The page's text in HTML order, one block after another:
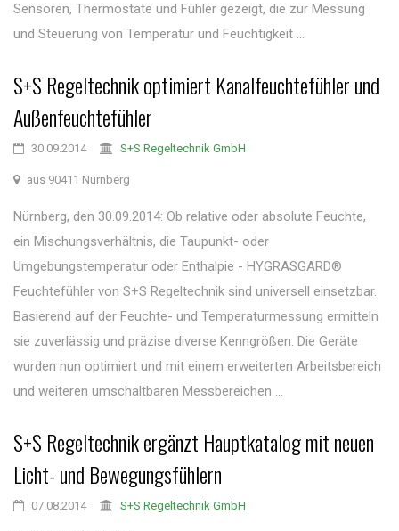
Sensoren, Thermostate und Fühler gezeigt, die zur Messung
und Steuerung von Temperatur und Feuchtigkeit ...
S+S Regeltechnik optimiert Kanalfeuchtefühler und
Außenfeuchtefühler
30.09.2014 S+S Regeltechnik GmbH
aus 90411 Nürnberg
Nürnberg, den 30.09.2014: Ob relative oder absolute Feuchte,
ein Mischungsverhältnis, die Taupunkt- oder
Umgebungstemperatur oder Enthalpie - HYGRASGARD®
Feuchtefühler von S+S Regeltechnik sind universell einsetzbar.
Basierend auf der Feuchte- und Temperaturmessung ermitteln
sie zuverlässig und präzise diverse Kenngrößen. Die Geräte
wurden nun optimiert und mit einem erweiterten Arbeitsbereich
und weiteren umschaltbaren Messbereichen ...
S+S Regeltechnik ergänzt Hauptkatalog mit neuen
Licht- und Bewegungsfühlern
07.08.2014 S+S Regeltechnik GmbH